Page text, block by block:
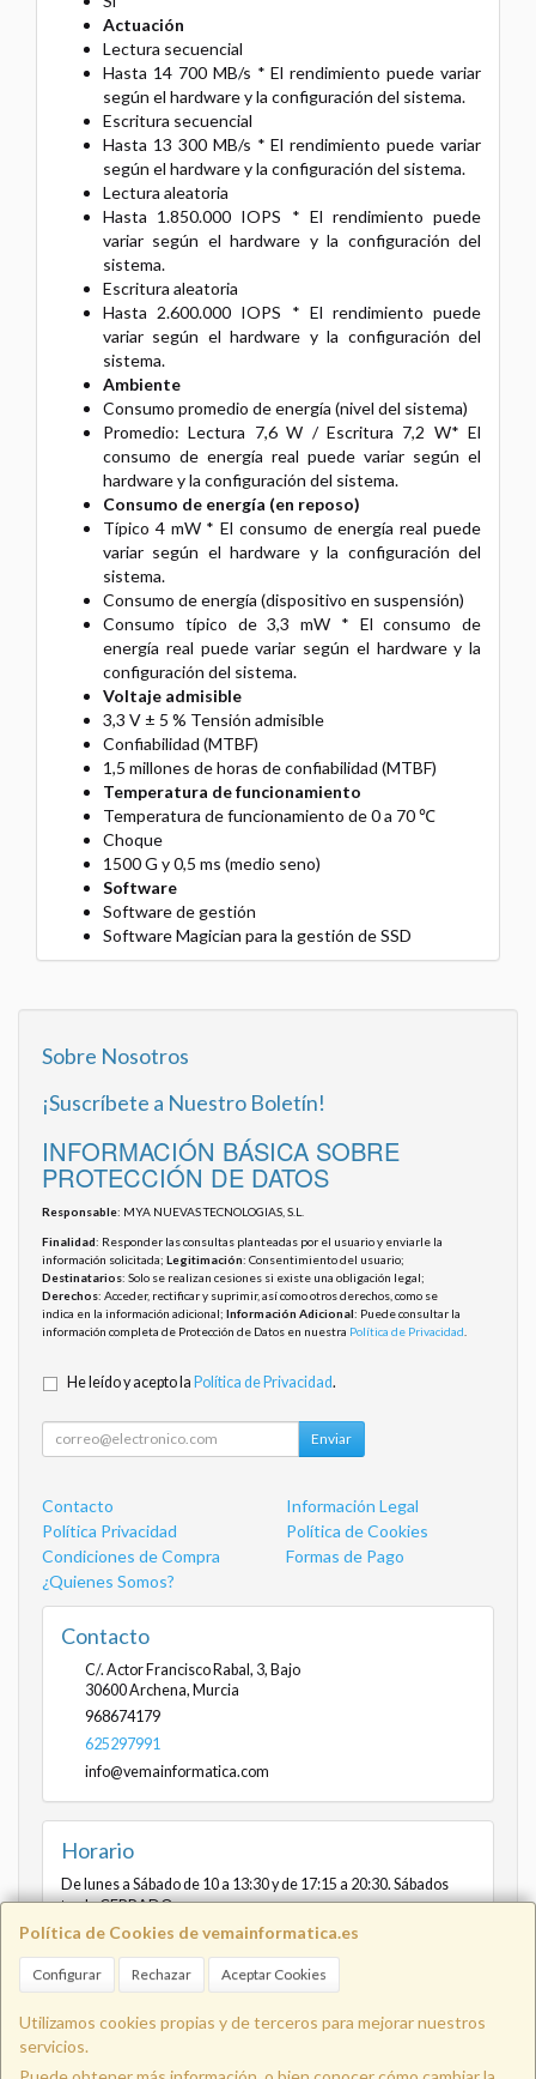
Actuación
Lectura secuencial
Hasta 14 700 MB/s * El rendimiento puede variar
según el hardware y la configuración del sistema.
Escritura secuencial
Hasta 13 300 MB/s * El rendimiento puede variar
según el hardware y la configuración del sistema.
Lectura aleatoria
Hasta 1.850.000 IOPS * El rendimiento puede
variar según el hardware y la configuración del
sistema.
Escritura aleatoria
Hasta 2.600.000 IOPS * El rendimiento puede
variar según el hardware y la configuración del
sistema.
Ambiente
Consumo promedio de energía (nivel del sistema)
Promedio: Lectura 7,6 W / Escritura 7,2 W* El
consumo de energía real puede variar según el
hardware y la configuración del sistema.
Consumo de energía (en reposo)
Típico 4 mW * El consumo de energía real puede
variar según el hardware y la configuración del
sistema.
Consumo de energía (dispositivo en suspensión)
Consumo típico de 3,3 mW * El consumo de
energía real puede variar según el hardware y la
configuración del sistema.
Voltaje admisible
3,3 V ± 5 % Tensión admisible
Confiabilidad (MTBF)
1,5 millones de horas de confiabilidad (MTBF)
Temperatura de funcionamiento
Temperatura de funcionamiento de 0 a 70 ℃
Choque
1500 G y 0,5 ms (medio seno)
Software
Software de gestión
Software Magician para la gestión de SSD
Política de Cookies de vemainformatica.es
Configurar Rechazar Aceptar Cookies
Utilizamos cookies propias y de terceros para mejorar nuestros
servicios.
Sobre Nosotros
¡Suscríbete a Nuestro Boletín!
INFORMACIÓN BÁSICA SOBRE
PROTECCIÓN DE DATOS
Responsable: MYA NUEVAS TECNOLOGIAS, S.L.
Finalidad: Responder las consultas planteadas por el usuario y enviarle la
información solicitada; Legitimación: Consentimiento del usuario;
Destinatarios: Solo se realizan cesiones si existe una obligación legal;
Derechos: Acceder, rectificar y suprimir, así como otros derechos, como se
indica en la información adicional; Información Adicional: Puede consultar la
información completa de Protección de Datos en nuestra Política de Privacidad
He leído y acepto la Política de Privacidad.
Enviar
Contacto
Información Legal
Política Privacidad
Política de Cookies
Condiciones de Compra
Formas de Pago
¿Quienes Somos?
Contacto
C/. Actor Francisco Rabal, 3, Bajo
30600Archena, Murcia
968674179
625297991
info@vemainformatica.com
Horario
De lunes a Sábado de 10 a 13:30 y de 17:15 a 20:30. Sábados
tarde CERRADO
Info@vemainformatica.com 625